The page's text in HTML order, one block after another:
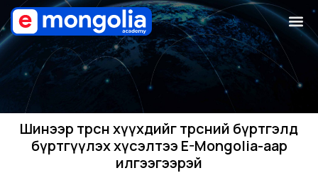
Шинээр төрсөн хүүхдийг төрсний бүртгэлд
бүртгүүлэх хүсэлтээ E-Mongolia-аар
илгээгээрэй